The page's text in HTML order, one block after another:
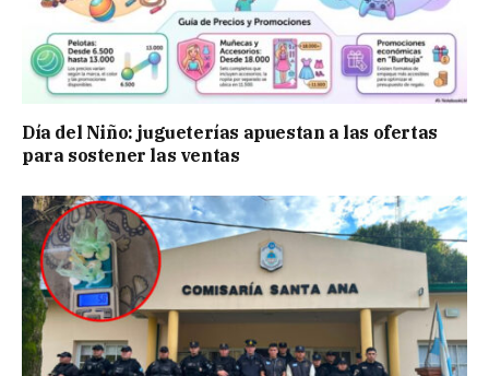
Día del Niño: jugueterías apuestan a las ofertas
para sostener las ventas